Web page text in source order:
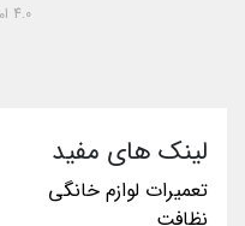
4.0
لینک های مفید
تعمیرات لوازم خانگی
نظافت